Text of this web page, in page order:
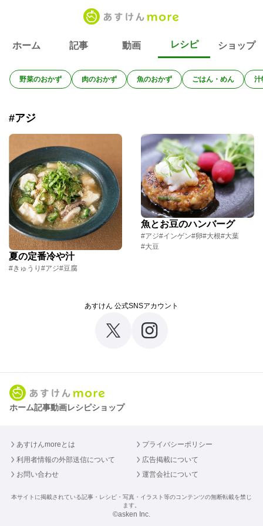
ホーム 記事 動画 レシピ ショップ
野菜のおかず 肉のおかず 魚のおかず ごはん・めん 汁
#アジ
夏の定番冷や汁
#きゅうり #アジ#豆腐
魚とお豆のハンバーグ
#アジ#インゲン#卵#大根#大葉
#大豆
あすけん 公式SNSアカウント
ホーム記事動画レシピショップ
あすけんmoreとは
プライバシーポリシー
利用者情報の外部送信について
広告掲載について
お問い合わせ
運営会社について
本サイトに掲載されている記事・レシピ・写真・イラスト等のコンテンツの無断転載を禁じ
ます。
©asken Inc.